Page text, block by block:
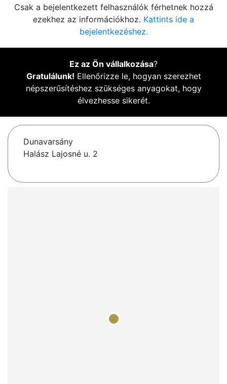
Csak a bejelentkezett felhasználók férhetnek hozzá
ezekhez az információkhoz. Kattints ide a
bejelentkezéshez.
Ez az Ön vállalkozása?
Gratulálunk! Ellenőrizze le, hogyan szerezhet
népszerűsítéshez szükséges anyagokat, hogy
élvezhesse sikerét.
Dunavarsány
Halász Lajosné u. 2